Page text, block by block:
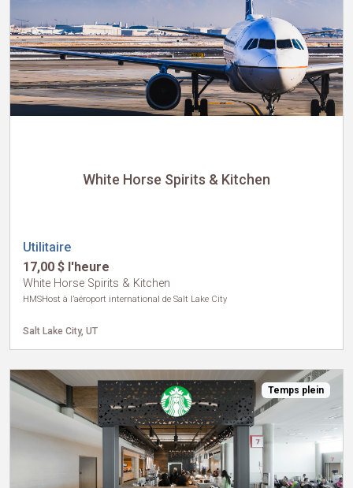
White Horse Spirits & Kitchen
Utilitaire
17,00 $ l'heure
White Horse Spirits & Kitchen
HMSHost à l’aéroport international de Salt Lake City
Salt Lake City, UT
Temps plein